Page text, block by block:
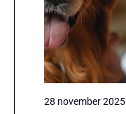
28 november 2025